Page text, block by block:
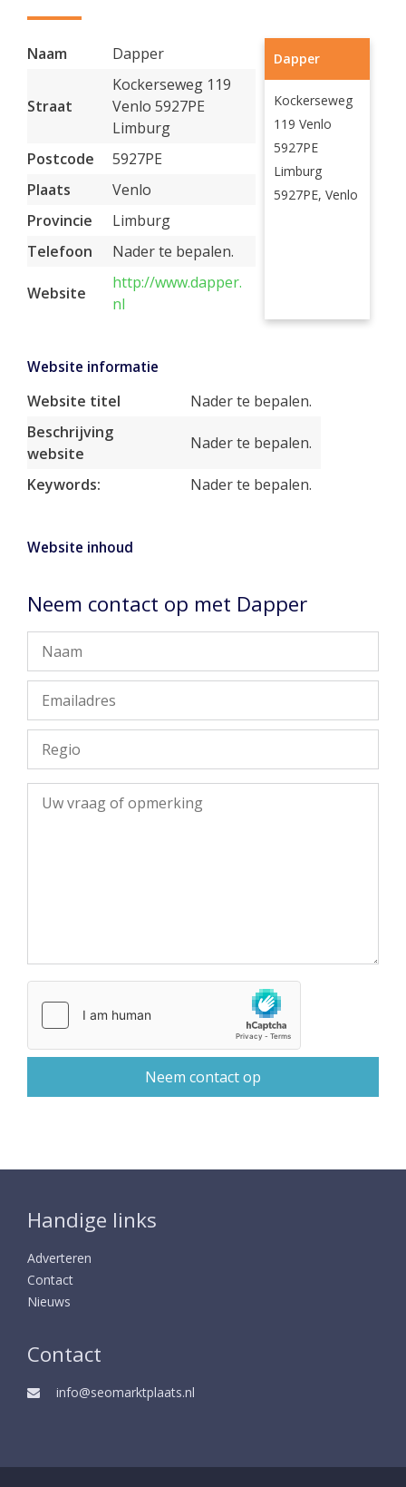
Naam Dapper
Straat
Kockerseweg 119
Venlo 5927PE
Limburg
Postcode
5927PE
Plaats
Venlo
Provincie
Limburg
Telefoon
Nader te bepalen.
Website
http://www.dapper.
nl
Dapper
Kockerseweg
119 Venlo
5927PE
Limburg
5927PE, Venlo
Website informatie
Website titel
Nader te bepalen.
Beschrijving
website
Nader te bepalen.
Keywords: Nader te bepalen.
Website inhoud
Neem contact op met Dapper
Handige links
Adverteren
Contact
Nieuws
Contact
info@seomarktplaats.nl